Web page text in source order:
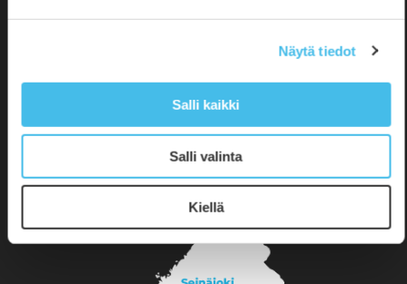
Näytä tiedot
Salli kaikki
Salli valinta
Kiellä